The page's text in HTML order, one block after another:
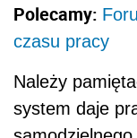
Polecamy:
czasu pracy
Należy
system daje